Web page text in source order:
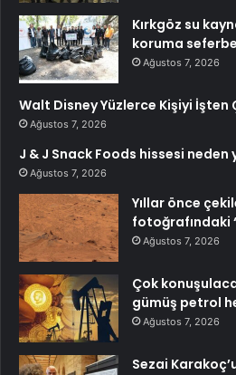
Kırkgöz su
koruma
Ağustos 7, 2026
Walt Disney Yüzlerce Kişiyi İşten
Ağustos 7, 2026
J & J Snack Foods hissesi neden
Ağustos 7, 2026
Yıllar önce
fotoğrafındaki
Ağustos 7, 2026
Çok
gümüş petrol
Ağustos 7, 2026
Sezai